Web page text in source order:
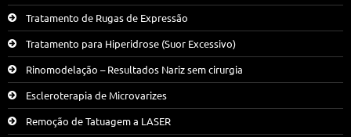
Tratamento de Rugas de Expressão
Tratamento para Hiperidrose (Suor Excessivo)
Rinomodelação – Resultados Nariz sem cirurgia
Escleroterapia de Microvarizes
Remoção de Tatuagem a LASER